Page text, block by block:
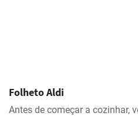
Folheto Aldi
Antes de começar a cozinhar,